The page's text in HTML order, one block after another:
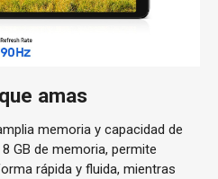
amas
memoria y capacidad de
GB de memoria, permite
rápida y fluida, mientras